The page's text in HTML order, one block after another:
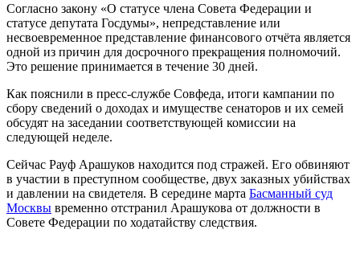
Согласно закону «О статусе члена Совета Федерации и
статусе депутата Госдумы», непредставление или
несвоевременное представление финансового отчёта является
одной из причин для досрочного прекращения полномочий.
Это решение принимается в течение 30 дней.
Как пояснили в пресс-службе Совфеда, итоги кампании по
сбору сведений о доходах и имуществе сенаторов и их семей
обсудят на заседании соответствующей комиссии на
следующей неделе.
Сейчас Рауф Арашуков находится под стражей. Его обвиняют
в участии в преступном сообществе, двух заказных убийствах
и давлении на свидетеля. В середине марта Басманный суд
Москвы временно отстранил Арашукова от должности в
Совете Федерации по ходатайству следствия.